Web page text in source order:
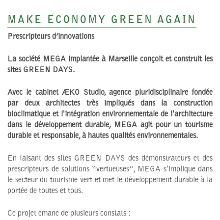
MAKE ECONOMY GREEN AGAIN
Prescripteurs d’innovations
La société MEGA implantée à Marseille conçoit et construit les
sites GREEN DAYS.
Avec le cabinet ÆKO Studio, agence pluridisciplinaire fondée
par deux architectes très impliqués dans la construction
bioclimatique et l'intégration environnementale de l'architecture
dans le développement durable, MEGA agit pour un tourisme
durable et responsable, à hautes qualités environnementales.
En faisant des sites GREEN DAYS des démonstrateurs et des
prescripteurs de solutions “vertueuses”, MEGA s'implique dans
le secteur du tourisme vert et met le développement durable à la
portée de toutes et tous.
Ce projet émane de plusieurs constats :